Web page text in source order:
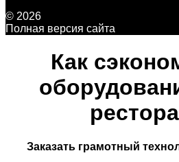
© 2026
Полная версия сайта
Как
Заказать грамотный